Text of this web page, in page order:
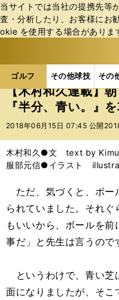
当サイトでは当社の提携先等
査・分析したり、お客様にお
okie を使⽤する場合がありま
ゴルフ その他球技 その
ス
ポ
ル
バ
ゴルフの記事一覧
【木村和久連載】
『半分、青い。』
2018年06月15日 07:45 公開
木村和久●文 text by
服部元信●イラスト
ただ、気づくと、ボー
られていました。それ
もいいから、ボールを
事だ」と先生は言うので
というわけで、青い芝
面になりましたが、そこ